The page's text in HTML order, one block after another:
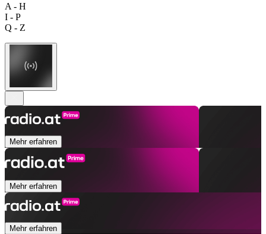
A - H
I - P
Q - Z
Mehr erfahren
Mehr erfahren
Mehr erfahren